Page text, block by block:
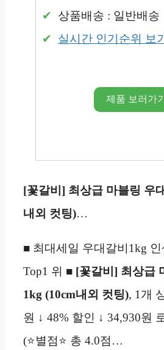
상품배송 : 일반배송
실시간 인기순위 보기
제품 보러가기
[꽃갈비] 최상급 마블링 우
내외 컷팅)…
■ 최대세일 우대갈비1kg
Top1 위 ■ [꽃갈비] 최상급
1kg (10cm내외 컷팅), 1개
원 ↓ 48% 할인 ↓ 34,930원
(⭐별점⭐ 총 4.0점…